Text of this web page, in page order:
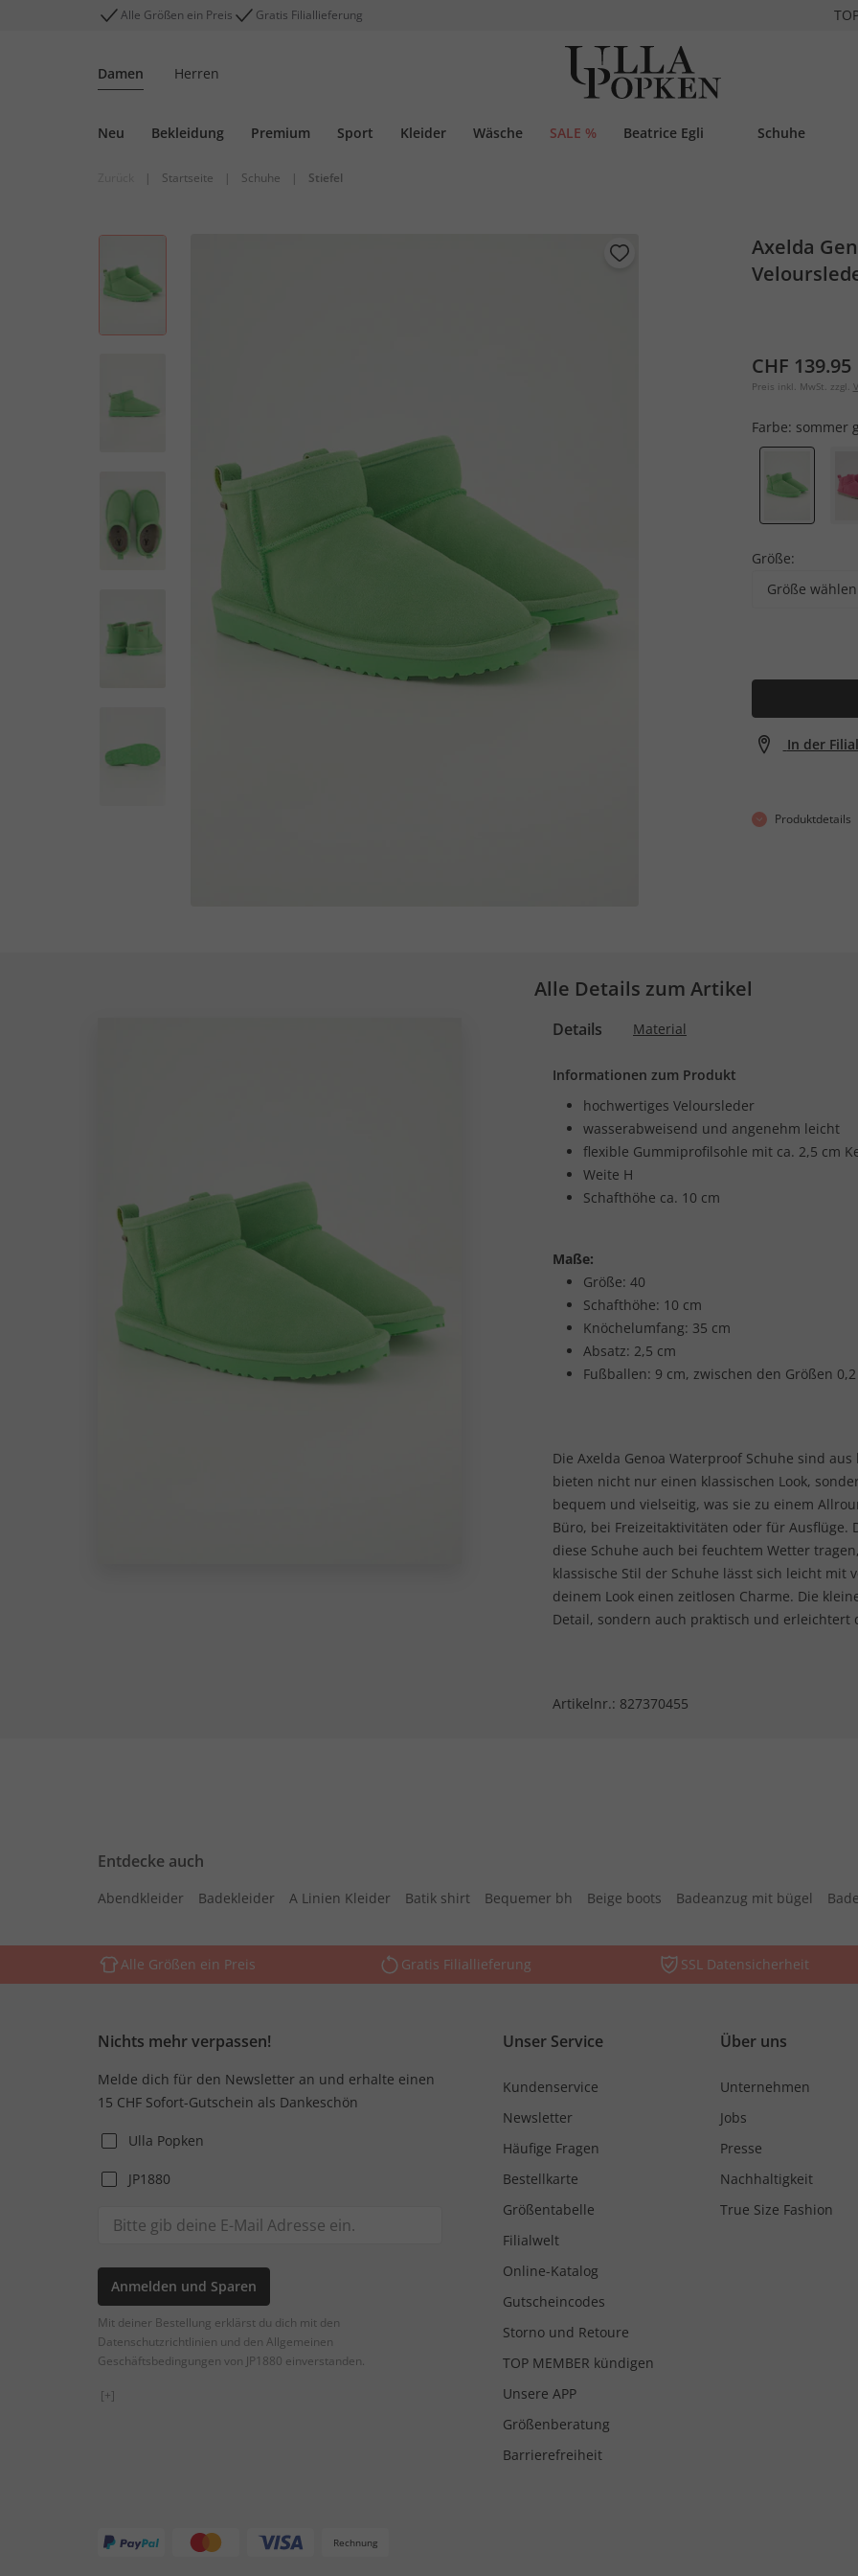
Alle Größen ein Preis Gratis Filiallieferung
Damen Herren
Neu Bekleidung Premium Sport Kleider Wäsche SALE % Beatrice Egli Schuhe
| Startseite | Schuhe | Stiefel
Axelda
CHF 139.95
Preis inkl. MwSt. zzgl.
Farbe: sommer
Größe:
Größe wählen
In der
Produktdetails
Alle Details zum Artikel
Details Material
Informationen zum Produkt
hochwertiges Veloursleder
wasserabweisend und angenehm leicht
flexible Gummiprofilsohle mit ca. 2,5 cm
Weite H
Schafthöhe ca. 10 cm
Maße:
Größe: 40
Schafthöhe: 10 cm
Knöchelumfang: 35 cm
Absatz: 2,5 cm
Fußballen: 9 cm, zwischen den Größen
Die Axelda Genoa Waterproof Schuhe sind
bieten nicht nur einen klassischen Look,
bequem und vielseitig, was sie zu einem
Büro, bei Freizeitaktivitäten oder für Ausflüge.
diese Schuhe auch bei feuchtem Wetter
klassische Stil der Schuhe lässt sich leicht
deinem Look einen zeitlosen Charme. Die
Detail, sondern auch praktisch und erleichtert
Artikelnr.: 827370455
Entdecke auch
Abendkleider Badekleider A Linien Kleider Batik shirt Bequemer bh Beige boots Badeanzug mit bügel
Alle Größen ein Preis Gratis Filiallieferung SSL Datensicherheit
Nichts mehr verpassen!
Melde dich für den Newsletter an und erhalte einen
15 CHF Sofort-Gutschein als Dankeschön
Ulla Popken
JP1880
Anmelden und Sparen
Mit deiner Bestellung erklärst du dich mit den
Datenschutzrichtlinien und den Allgemeinen
Geschäftsbedingungen von JP1880 einverstanden.
[+]
Unser Service
Kundenservice
Newsletter
Häufige Fragen
Bestellkarte
Größentabelle
Filialwelt
Online-Katalog
Gutscheincodes
Storno und Retoure
TOP MEMBER kündigen
Unsere APP
Größenberatung
Barrierefreiheit
Über uns
Unternehmen
Jobs
Presse
Nachhaltigkeit
True Size Fashion
Rechnung